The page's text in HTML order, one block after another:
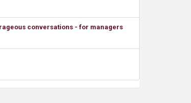
conversations - for managers